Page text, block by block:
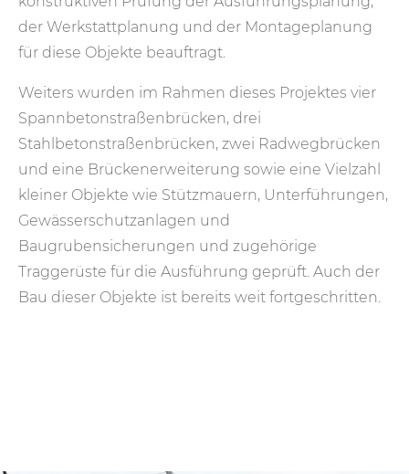
der Werkstattplanung und der Montageplanung
für diese Objekte beauftragt.
Weiters wurden im Rahmen dieses Projektes vier
Spannbetonstraßenbrücken, drei
Stahlbetonstraßenbrücken, zwei Radwegbrücken
und eine Brückenerweiterung sowie eine Vielzahl
kleiner Objekte wie Stützmauern, Unterführungen,
Gewässerschutzanlagen und
Baugrubensicherungen und zugehörige
Traggerüste für die Ausführung geprüft. Auch der
Bau dieser Objekte ist bereits weit fortgeschritten.